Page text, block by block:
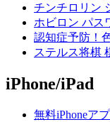
チンチロリン
ホビロン パス
認知症予防！
ステルス将棋
iPhone/iPad
無料iPhoneア